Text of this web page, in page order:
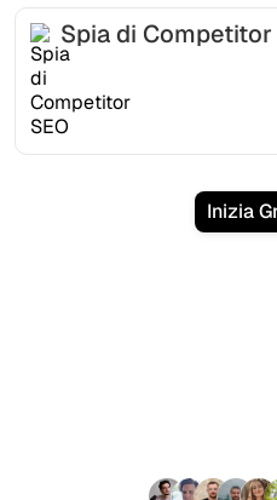
Spia di Competitor
Inizia